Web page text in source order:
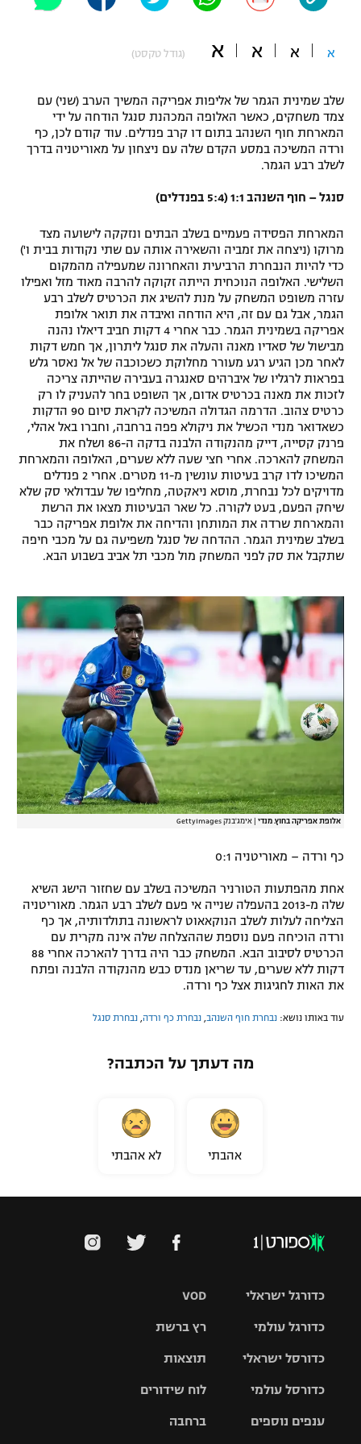
תקנון משתתפים וזוכים בפרסים
תקנון עבור פעילות אלקטרה
תקנון עבור פעילות ספורט 1 – "מרלן"
טניס
תנאי שימוש
מדיניות פרטיות
תקנון פעילות ספורט 1
רשיון להקרנה פומבית לבית עסק
הצטרפות לחבילת הערוצים
לוח דרושים – ג'ובנט
תגיות
המגזין
כדורמים
פוטבול אמריקאי NFL
אומנויות לחימה
גיימינג E-Sports
א א א א (גודל טקסט)
שלב שמינית הגמר של אליפות אפריקה המשיך הערב (שני) עם
צמד משחקים, כאשר האלופה המכהנת סנגל הודחה על ידי
המארחת חוף השנהב בתום דו קרב פנדלים. עוד קודם לכן, כף
ורדה המשיכה במסע הקדם שלה עם ניצחון על מאוריטניה בדרך
לשלב רבע הגמר.
סנגל – חוף השנהב 1:1 (5:4 בפנדלים)
המארחת הפסידה פעמיים בשלב הבתים ונזקקה לישועה מצד
מרוקו (ניצחה את זמביה והשאירה אותה עם שתי נקודות בבית ו')
כדי להיות הנבחרת הרביעית והאחרונה שמעפילה מהמקום
השלישי. האלופה הנוכחית הייתה זקוקה להרבה מאוד מזל ואפילו
עזרה משופט המשחק על מנת להשיג את הכרטיס לשלב רבע
הגמר, אבל גם עם זה, היא הודחה ואיבדה את תואר אלופת
אפריקה בשמינית הגמר. כבר אחרי 4 דקות חביב דיאלו נהנה
מבישול של סאדיו מאנה והעלה את סנגל ליתרון, אך חמש דקות
לאחר מכן הגיע רגע מעורר מחלוקת כשכוכבה של אל נאסר גלש
בפראות לרגליו של איברהים סאנגרה בעבירה שהייתה צריכה
לזכות את מאנה בכרטיס אדום, אך השופט בחר להעניק לו רק
כרטיס צהוב. הדרמה הגדולה המשיכה לקראת סיום 90 הדקות
כשאדואר מנדי הכשיל את ניקולא פפה ברחבה, וחברו באל אהלי,
פרנק קסייה, דייק מהנקודה הלבנה בדקה ה-86 ושלח את
המשחק להארכה. אחרי חצי שעה ללא שערים, האלופה והמארחת
המשיכו לדו קרב בעיטות עונשין מ-11 מטרים. אחרי 2 פנדלים
מדויקים לכל נבחרת, מוסא ניאקטה, מחליפו של עבדולאי סק שלא
שיחק הפעם, בעט לקורה. כל שאר הבעיטות מצאו את הרשת
והמארחת שרדה את המותחן והדיחה את אלופת אפריקה כבר
בשלב שמינית הגמר. ההדחה של סנגל משפיעה גם על מכבי חיפה
שתקבל את סק לפני המשחק מול מכבי תל אביב בשבוע הבא.
אלופת אפריקה בחוץ. מנדי אימג'בנק GettyImages
כף ורדה – מאוריטניה 0:1
אחת מהפתעות הטורניר המשיכה בשלב עם שחזור הישג השיא
שלה מ-2013 בהעפלה שנייה אי פעם לשלב רבע הגמר. מאוריטניה
הצליחה לעלות לשלב הנוקאאוט לראשונה בתולדותיה, אך כף
ורדה הוכיחה פעם נוספת שההצלחה שלה אינה מקרית עם
הכרטיס לסיבוב הבא. המשחק כבר היה בדרך להארכה אחרי 88
דקות ללא שערים, עד שריאן מנדס כבש מהנקודה הלבנה ופתח
את האות לחגיגות אצל כף ורדה.
עוד באותו נושא: נבחרת חוף השנהב, נבחרת כף ורדה, נבחרת סנגל
מה דעתך על הכתבה?
אהבתי לא אהבתי
VOD
רץ ברשת
תוצאות
לוח שידורים
ברחבה
כדורגל ישראלי
גביע הטוטו
כדורגל עולמי
האלופות
ליגה
כדורסל ישראלי
סל
כדורסל עולמי
ענפים נוספים